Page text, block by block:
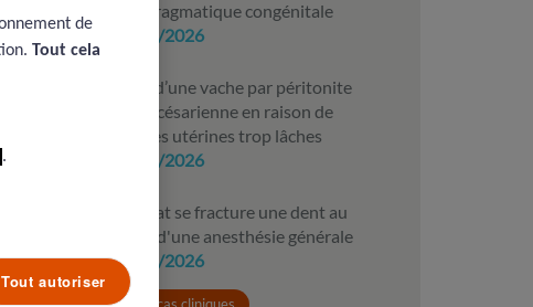
diaphragmatique congénitale
10/07/2026
Mort d’une vache par péritonite
après césarienne en raison de
sutures utérines trop lâches
10/07/2026
Un chat se fracture une dent au
réveil d'une anesthésie générale
09/07/2026
de
Tout cela
.
Tout autoriser